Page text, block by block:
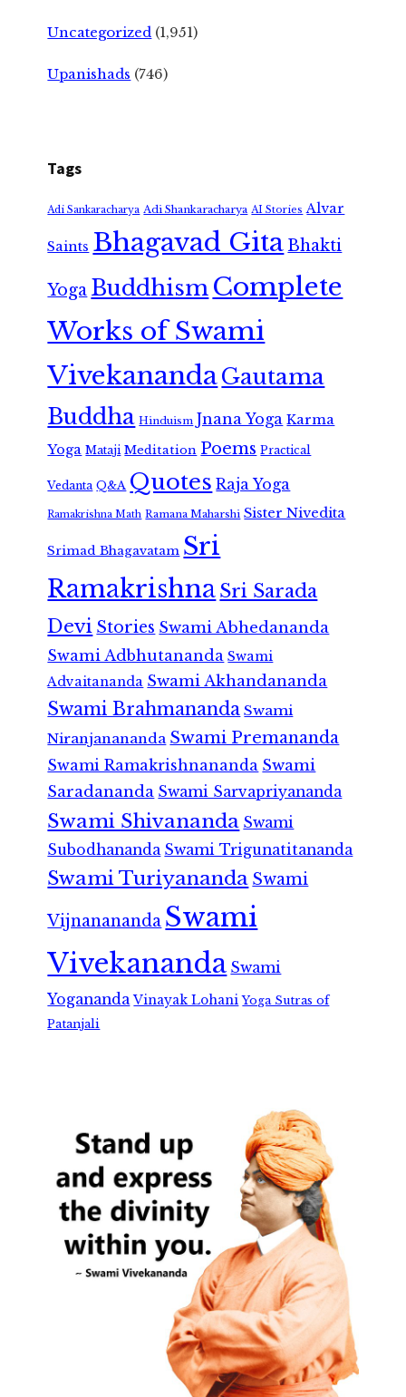
Uncategorized (1,951)
Upanishads (746)
Tags
Adi Sankaracharya Adi Shankaracharya AI Stories Alvar
Saints Bhagavad GitaBhakti
Yoga Buddhism Complete
Works of Swami
VivekanandaGautama
Buddha Hinduism Jnana Yoga Karma
Yoga Mataji Meditation Poems Practical
Vedanta Q&A Quotes Raja Yoga
Ramakrishna Math Ramana Maharshi Sister Nivedita
Srimad Bhagavatam Sri
RamakrishnaSri Sarada
Devi Stories Swami Abhedananda
Swami Adbhutananda Swami
Advaitananda Swami Akhandananda
Swami Brahmananda Swami
Niranjanananda Swami Premananda
Swami Ramakrishnananda Swami
Saradananda Swami Sarvapriyananda
Swami Shivananda Swami
Subodhananda Swami Trigunatitananda
Swami Turiyananda Swami
Vijnanananda Swami
Vivekananda Swami
Yogananda Vinayak Lohani Yoga Sutras of
Patanjali